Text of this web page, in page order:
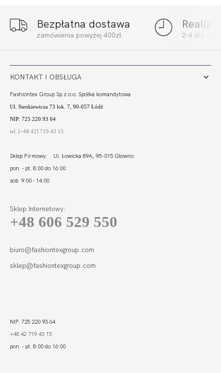
FORTUNA
FORTUNA
FORTUNA
Bezpłatna dostawa
zamówienia powyżej 400zł 2-4 dni
KONTAKT I OBSŁUGA
Fashiontex Group Sp.z o.o. Spółka komandytowa
Ul. Sienkiewicza 73 lok. 7, 90-057 Łódź
NIP: 725 220 93 64
tel. [+48 42] 719 43 15
Sklep Firmowy: Ul. Łowicka 89A, 95-015 Głowno
pon. - pt. 8:00 do 16:00
sob. 9:00 - 14:00
Sklep Internetowy:
+48 606 529 550
biuro@fashiontexgroup.com
sklep@fashiontexgroup.com
NIP: 725 220 93 64
+48 42 719 43 15
pon. - pt. 8:00 do 16:00